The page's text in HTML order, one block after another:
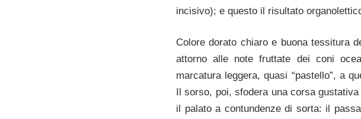
incisivo); e questo il risultato
Colore dorato chiaro e buona tessitura
attorno alle note fruttate dei coni
marcatura leggera, quasi “pastello”, a
Il sorso, poi, sfodera una corsa
il palato a contundenze di sorta: il